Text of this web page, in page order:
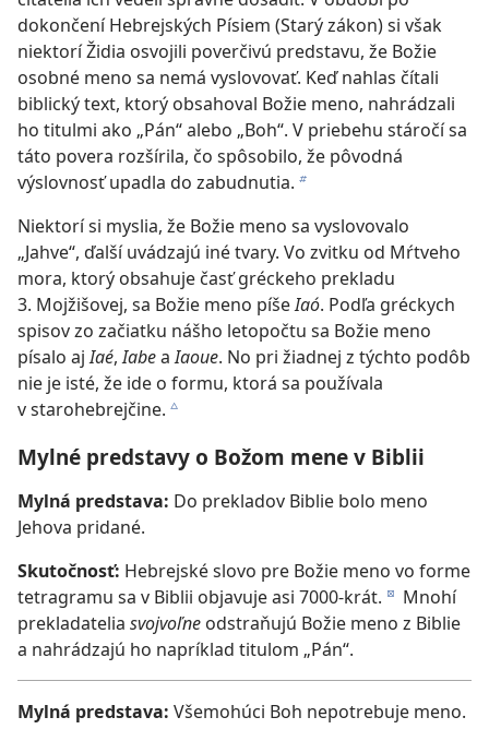
dokončení Hebrejských Písiem (Starý zákon) si však
niektorí Židia osvojili poverčivú predstavu, že Božie
osobné meno sa nemá vyslovovať. Keď nahlas čítali
biblický text, ktorý obsahoval Božie meno, nahrádzali
ho titulmi ako „Pán“ alebo „Boh“. V priebehu stáročí sa
táto povera rozšírila, čo spôsobilo, že pôvodná
výslovnosť upadla do zabudnutia. b
Niektorí si myslia, že Božie meno sa vyslovovalo
„Jahve“, ďalší uvádzajú iné tvary. Vo zvitku od Mŕtveho
mora, ktorý obsahuje časť gréckeho prekladu
3. Mojžišovej, sa Božie meno píšeIaó. Podľa gréckych
spisov zo začiatku nášho letopočtu sa Božie meno
písalo ajIaé,IabeaIaoue. No pri žiadnej z týchto podôb
nie je isté, že ide o formu, ktorá sa používala
v starohebrejčine. c
Mylné predstavy o Božom mene v Biblii
Mylná predstava: Do prekladov Biblie bolo meno
Jehova pridané.
Skutočnosť: Hebrejské slovo pre Božie meno vo forme
tetragramu sa v Biblii objavuje asi 7000-krát. d Mnohí
prekladatelia svojvoľne odstraňujú Božie meno z Biblie
a nahrádzajú ho napríklad titulom „Pán“.
Mylná predstava: Všemohúci Boh nepotrebuje meno.